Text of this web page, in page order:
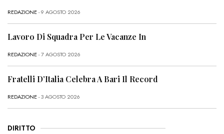
REDAZIONE- 9 AGOSTO 2026
Lavoro Di Squadra Per Le Vacanze In
REDAZIONE- 7 AGOSTO 2026
Fratelli D’Italia Celebra A Bari Il Record
REDAZIONE- 3 AGOSTO 2026
DIRITTO